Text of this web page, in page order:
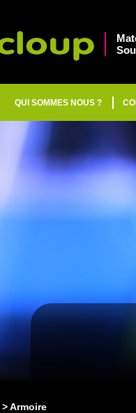
QUI SOMMES NOUS ?
Armoire